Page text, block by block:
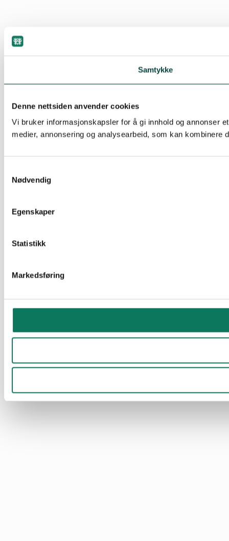
Samtykke
Denne nettsiden anvender cookies
Vi bruker informasjonskapsler for å gi innhold og annonser
medier, annonsering og analysearbeid, som kan
Nødvendig
Egenskaper
Statistikk
Markedsføring